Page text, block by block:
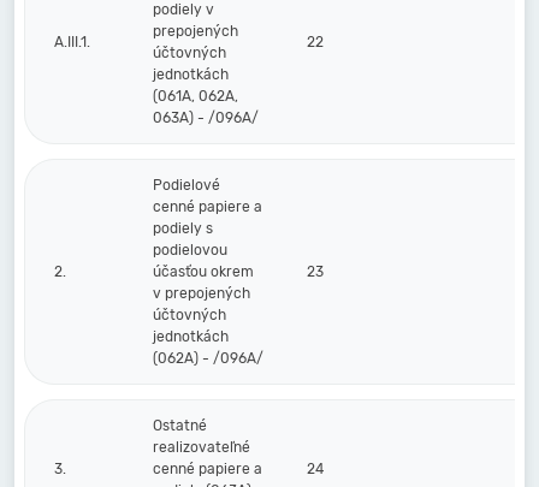
A.III.1.
podiely v
prepojených
účtovných
jednotkách
(061A, 062A,
063A) - /096A/
22
2.
Podielové
cenné papiere a
podiely s
podielovou
účasťou okrem
v prepojených
účtovných
jednotkách
(062A) - /096A/
23
3.
Ostatné
realizovateľné
cenné papiere a
24